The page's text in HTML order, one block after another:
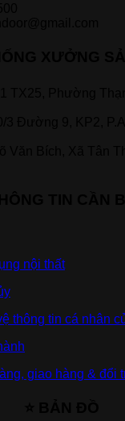
nội thất
thông tin cá nhân
giao hàng & đổi